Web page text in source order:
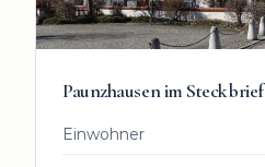
Paunzhausenim Steckbrief
Einwohner